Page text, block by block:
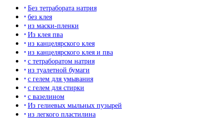
Без тетрабората натрия
без клея
из маски-пленки
Из клея пва
из канцелярского клея
из канцелярского клея и пва
с тетраборатом натрия
из туалетной бумаги
с гелем для умывания
с гелем для стирки
с вазелином
Из гелиевых мыльных пузырей
из легкого пластилина